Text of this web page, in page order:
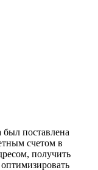
был поставлена
счетом в
получить